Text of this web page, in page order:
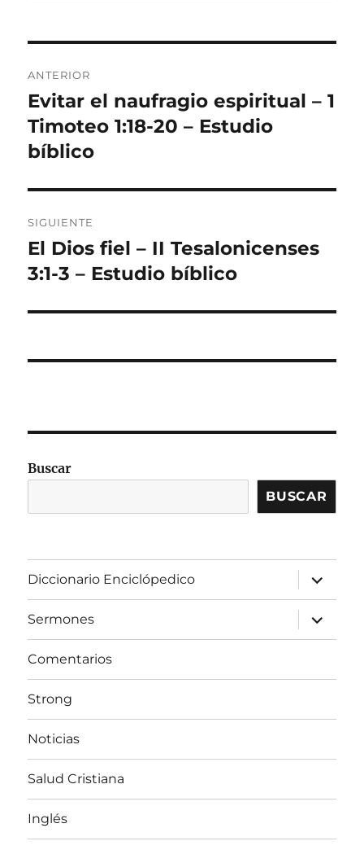
de
entradas
ANTERIOR
Entrada
anterior:
Evitar el naufragio espiritual – 1
Timoteo 1:18-20 – Estudio
bíblico
SIGUIENTE
Entrada
siguiente:
El Dios fiel – II Tesalonicenses
3:1-3 – Estudio bíblico
Buscar
BUSCAR
Diccionario Enciclópedico
expandir
el
menú
inferior
Sermones
expandir
el
menú
Comentarios
Strong
Noticias
Salud Cristiana
Inglés